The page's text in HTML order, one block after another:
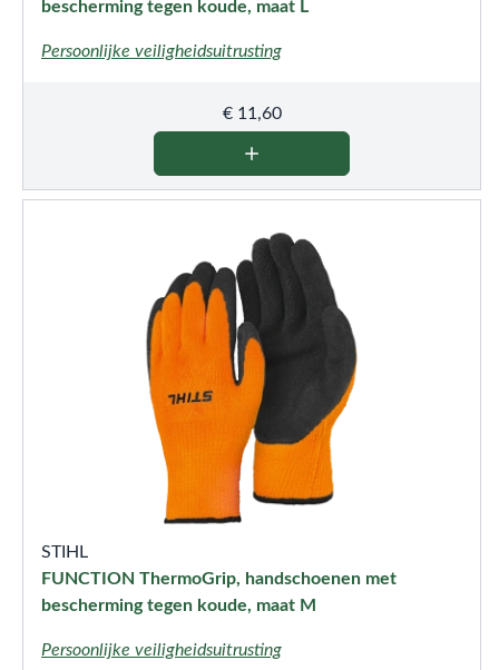
bescherming tegen koude, maat L
Persoonlijke veiligheidsuitrusting
€11,60
STIHL
FUNCTION ThermoGrip, handschoenen met
bescherming tegen koude, maat M
Persoonlijke veiligheidsuitrusting